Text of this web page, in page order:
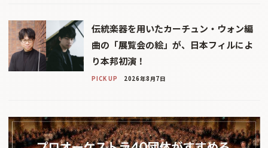
伝統楽器を用いたカーチュン・ウォン編
曲の「展覧会の絵」が、日本フィルによ
り本邦初演！
PICK UP 2026年8月7日